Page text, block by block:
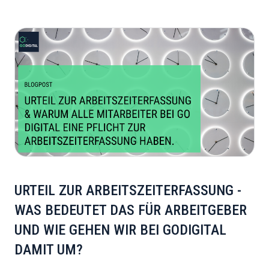
URTEIL ZUR ARBEITSZEITERFASSUNG -
WAS BEDEUTET DAS FÜR ARBEITGEBER
UND WIE GEHEN WIR BEI GODIGITAL
DAMIT UM?